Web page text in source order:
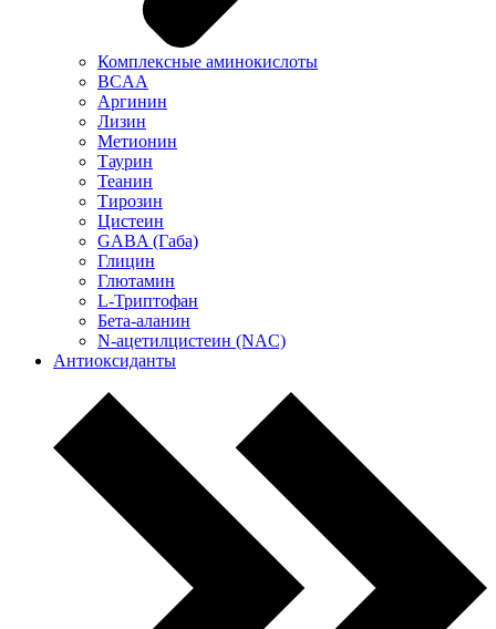
Комплексные аминокислоты
BCAA
Аргинин
Лизин
Метионин
Таурин
Теанин
Тирозин
Цистеин
GABA (Габа)
Глицин
Глютамин
L-Триптофан
Бета-аланин
N-ацетилцистеин (NAC)
Антиоксиданты